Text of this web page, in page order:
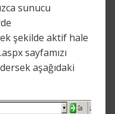
sunucu
şekilde aktif hale
sayfamızı
aşağıdaki